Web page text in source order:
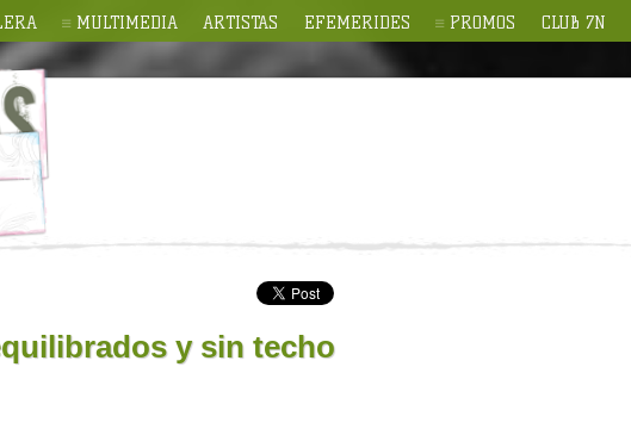
MULTIMEDIA ARTISTAS EFEMERIDES PROMOS CLUB 7N
y sin techo